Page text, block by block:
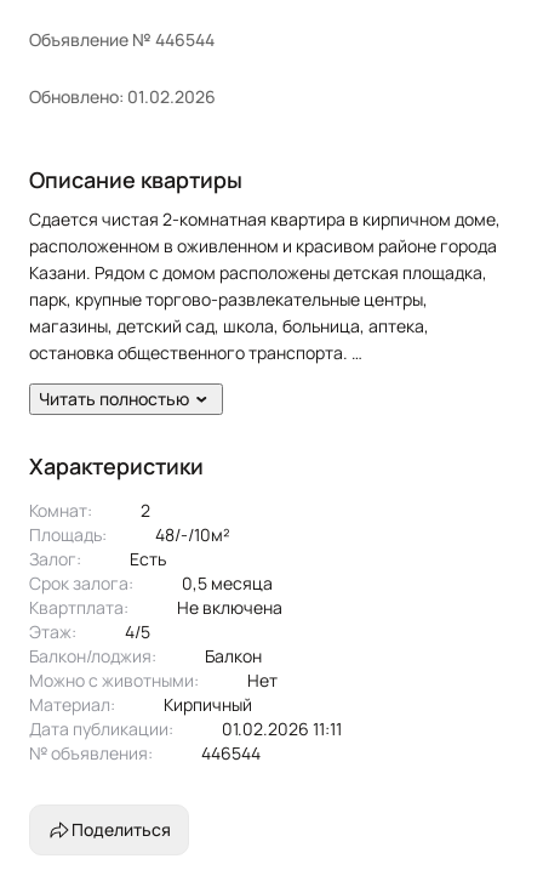
Объявление № 446544
Обновлено: 01.02.2026
Описание квартиры
Сдается чистая 2-комнатная квартира в кирпичном доме,
расположенном в оживленном и красивом районе города
Казани. Рядом с домом расположены детская площадка,
парк, крупные торгово-развлекательные центры,
магазины, детский сад, школа, больница, аптека,
остановка общественного транспорта.
В квартире сделан косметический ремонт. Есть балкон.
2 дивана раскладных, шкаф-купе, cтол, стулья. Из техники:
холодильник, плита, духовка, стиральная машина.
Читать полностью
Характеристики
Комнат:
2
Площадь:
48/-/10м²
Залог:
есть
Срок залога:
0,5 месяца
Квартплата:
не включена
Этаж:
4/5
Балкон/лоджия:
балкон
Можно с животными:
нет
Материал:
кирпичный
Дата публикации:
01.02.2026 11:11
№ объявления:
446544
Поделиться